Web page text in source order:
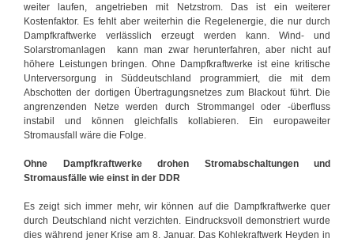
weiter laufen, angetrieben mit Netzstrom. Das ist ein weiterer
Kostenfaktor. Es fehlt aber weiterhin die Regelenergie, die nur durch
Dampfkraftwerke verlässlich erzeugt werden kann. Wind- und
Solarstromanlagen kann man zwar herunterfahren, aber nicht auf
höhere Leistungen bringen. Ohne Dampfkraftwerke ist eine kritische
Unterversorgung in Süddeutschland programmiert, die ­mit dem
Abschotten der dortigen Übertragungsnetzes zum Blackout führt. Die
angrenzenden Netze werden durch Strommangel oder -überfluss
instabil und können gleichfalls kollabieren. Ein europaweiter
Stromausfall wäre die Folge.
Ohne Dampfkraftwerke drohen Stromabschaltungen und
Stromausfälle wie einst in der DDR
Es zeigt sich immer mehr, wir können auf die Dampfkraftwerke quer
durch Deutschland nicht verzichten. Eindrucksvoll demonstriert wurde
dies während jener Krise am 8. Januar. Das Kohlekraftwerk Heyden in